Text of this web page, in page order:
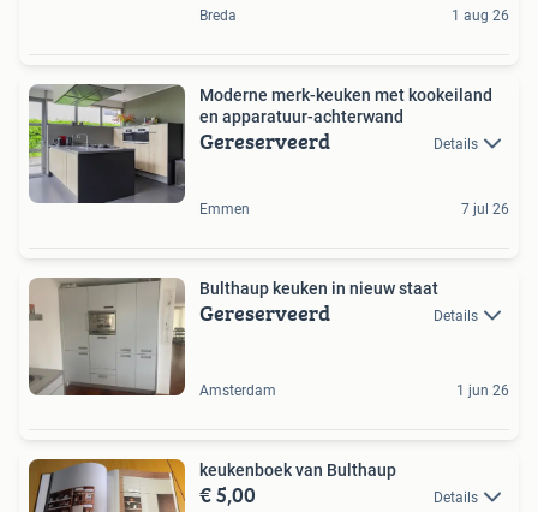
Breda 1 aug 26
Moderne merk-keuken met kookeiland
en apparatuur-achterwand
Gereserveerd Details
Emmen 7 jul 26
Bulthaup keuken in nieuw staat
Gereserveerd Details
Amsterdam 1 jun 26
keukenboek van Bulthaup
€ 5,00 Details